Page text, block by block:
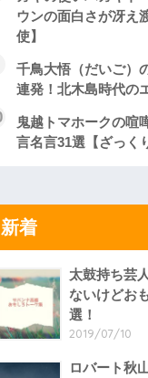
ウンの面白さが冴え
使】
千鳥大悟（だいご）
連発！北木島時代の
鬼越トマホークの喧
言名言31選【ざっく
新着
太鼓持ち芸
ないけどお
選！
2019/07/10
ロバート秋